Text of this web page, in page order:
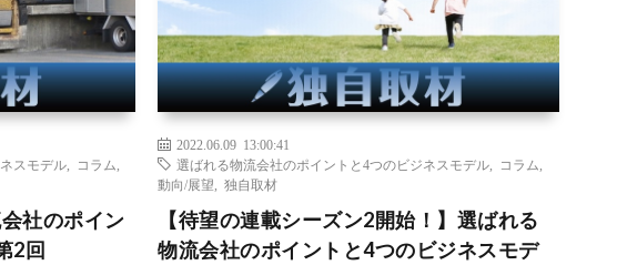
スモデル
コラム
社のポイン
2回
2022.06.09 13:00:41
選ばれる物流会社のポイントと4つのビジネスモデル
コラム
動向/展望
,独自取材
【待望の連載シーズン2開始！】選ばれる
物流会社のポイントと4つのビジネスモデ